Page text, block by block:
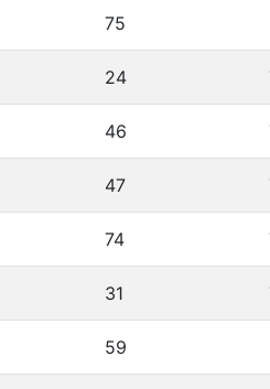
75
24
46
47
74
31
59